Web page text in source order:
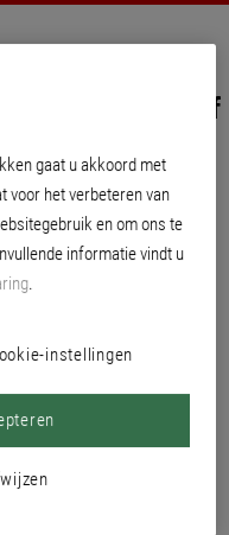
fijn-exclusief
en rauhfaserstructuur in
gaat u akkoord met
voor het verbeteren van
en om ons te
informatie vindt u
.
instellingen